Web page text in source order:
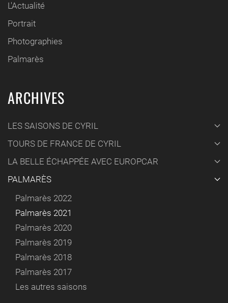
L'Actualité
Portrait
Photographies
Palmarès
ARCHIVES
LES SAISONS DE CYRIL
TOURS DE FRANCE DE CYRIL
LA BELLE ÉCHAPPÉE AVEC EUROPCAR
PALMARÈS
Palmarès 2022
Palmarès 2021
Palmarès 2020
Palmarès 2019
Palmarès 2018
Palmarès 2017
Les autres saisons